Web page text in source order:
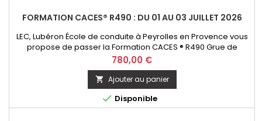
FORMATION CACES® R490 : DU 01 AU 03 JUILLET 2026
LEC, Lubéron École de conduite à Peyrolles en Provence vous
propose de passer la Formation CACES ® R490 Grue de
chargement - option télécommande. Initial ou Recyclage
Prix
780,00 €
 Ajouter au panier
 Disponible